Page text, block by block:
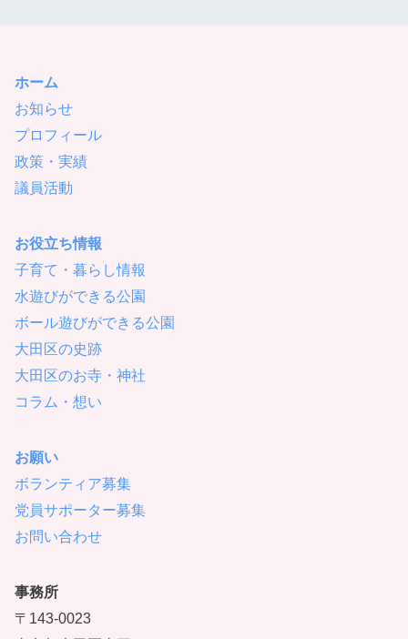
ホーム
お知らせ
プロフィール
政策・実績
議員活動
お役立ち情報
子育て・暮らし情報
水遊びができる公園
ボール遊びができる公園
大田区の史跡
大田区のお寺・神社
コラム・想い
お願い
ボランティア募集
党員サポーター募集
お問い合わせ
事務所
〒143-0023